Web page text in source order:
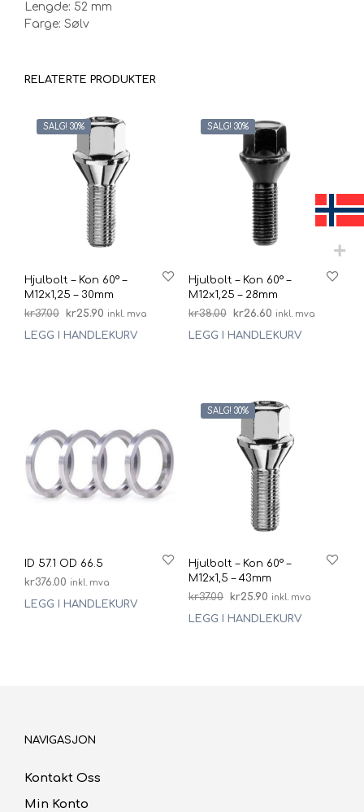
Lengde: 52 mm
Farge: Sølv
RELATERTE PRODUKTER
SALG! 30%
Hjulbolt – Kon 60° –
M12x1,25 – 30mm
kr37.00 Opprinnelig
kr25.90 Nåværende
inkl. mva
LEGG I HANDLEKURV
SALG! 30%
Hjulbolt – Kon 60° –
M12x1,25 – 28mm
kr38.00 Opprinnelig
kr26.60Nåværende
inkl. mva
LEGG I HANDLEKURV
ID 57.1 OD 66.5
kr376.00 inkl. mva
LEGG I HANDLEKURV
SALG! 30%
Hjulbolt – Kon 60° –
M12x1,5 – 43mm
kr37.00 Opprinnelig
pris
kr25.90Nåværende
pris
inkl. mva
LEGG I HANDLEKURV
NAVIGASJON
Kontakt Oss
Min Konto